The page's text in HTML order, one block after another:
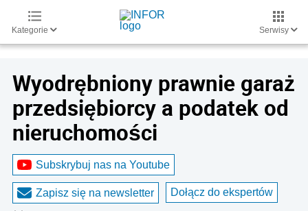
Kategorie Serwisy
Wyodrębniony prawnie garaż
przedsiębiorcy a podatek od
nieruchomości
Subskrybuj nas na Youtube
Zapisz się na newsletter Dołącz do ekspertów